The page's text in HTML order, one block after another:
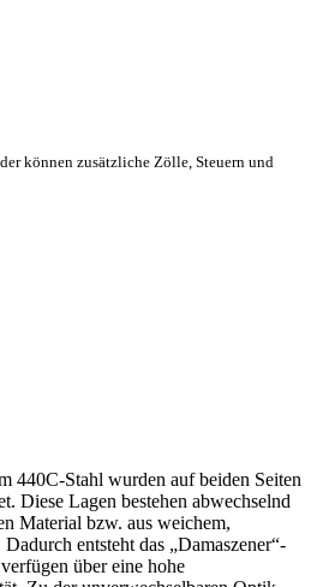
können zusätzliche Zölle, Steuern und
440C-Stahl wurden auf beiden Seiten
Diese Lagen bestehen abwechselnd
Material bzw. aus weichem,
entsteht das „Damaszener“-
über eine hohe